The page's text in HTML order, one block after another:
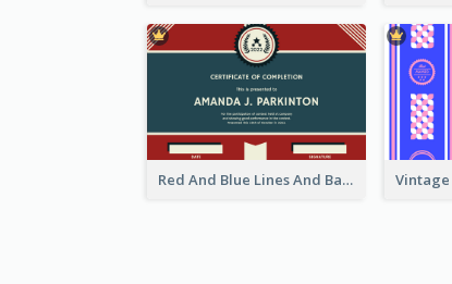
Red And Blue Lines And Badge Completion Certificate